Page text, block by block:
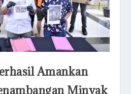
Amankan
Minyak